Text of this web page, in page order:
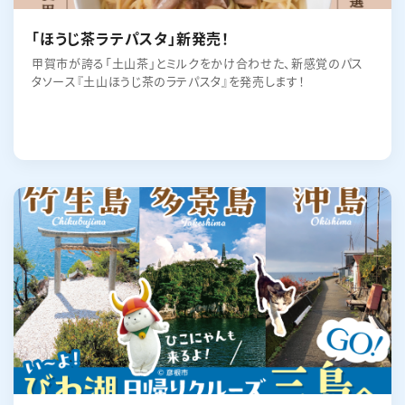
「ほうじ茶ラテパスタ」新発売！
甲賀市が誇る「土山茶」とミルクをかけ合わせた、新感覚のパス
タソース『土山ほうじ茶のラテパスタ』を発売します！